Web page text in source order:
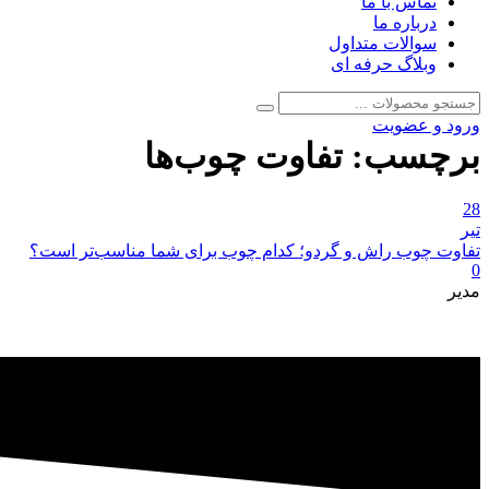
درباره ما
سوالات متداول
وبلاگ حرفه ای
جستجو
برای:
جستجو
ورود و عضویت
برچسب:تفاوت چوب‌ها
28
تیر
تفاوت چوب راش و گردو؛ کدام چوب برای شما مناسب‌تر است؟
0
مدیر